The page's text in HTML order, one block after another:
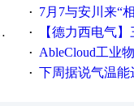
· 7月7与安川来“
· 【德力西电气】三
· AbleCloud工业物联
· 下周据说气温能